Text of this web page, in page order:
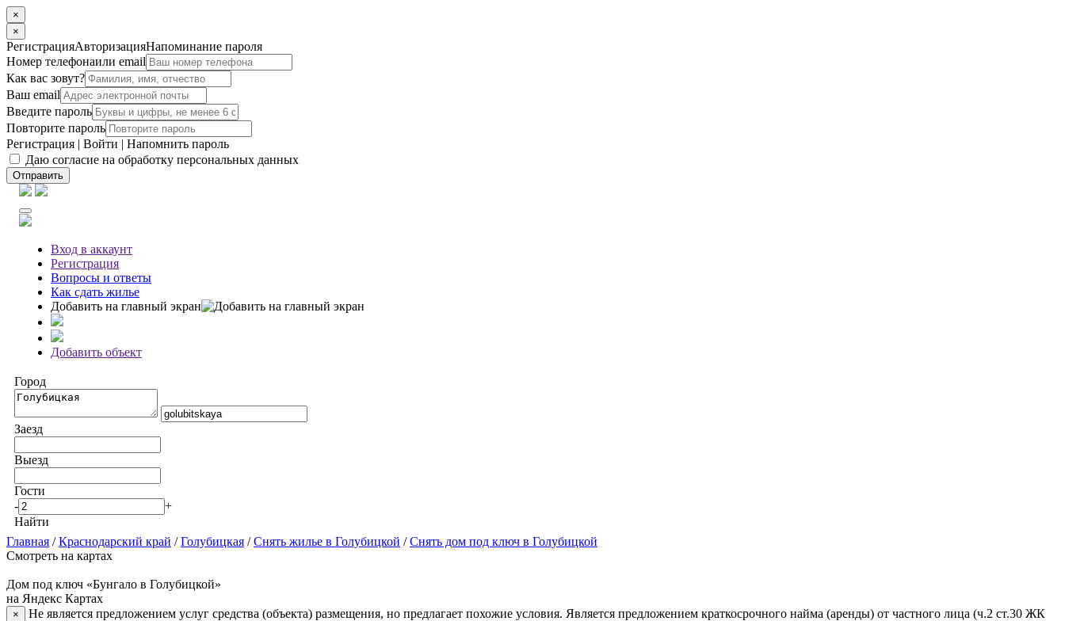
×
×
РегистрацияАвторизацияНапоминание пароля
Номер телефонаили email
Как вас зовут?
Ваш email
Введите пароль
Повторите пароль
Регистрация | Войти | Напомнить пароль
Даю согласие на обработку персональных данных
Отправить
Вход в аккаунт
Регистрация
Вопросы и ответы
Как сдать жилье
Добавить на главный экран
Добавить объект
Город
Заезд
Выезд
Гости
-
+
Найти
Главная /Краснодарский край /Голубицкая /Снять жилье в Голубицкой /Снять дом под ключ в Голубицкой
Смотреть на картах
Дом под ключ «Бунгало в Голубицкой»
на Яндекс Картах
×
Не является предложением услуг средства (объекта) размещения, но предлагает похожие условия. Является предложением краткосрочного найма (аренды) от частного лица (ч.2 ст.30 ЖК